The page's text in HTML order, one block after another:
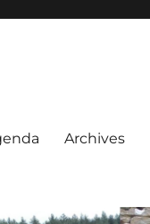
Archives